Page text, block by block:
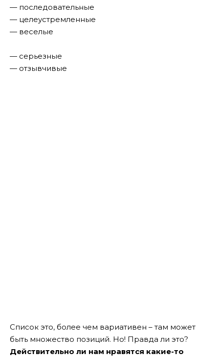
— последовательные
— целеустремленные
— веселые
— серьезные
— отзывчивые
Список это, более чем вариативен – там может
быть множество позиций. Но! Правда ли это?
Действительно ли нам нравятся какие-то